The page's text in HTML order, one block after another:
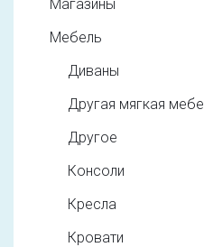
Магазины
Мебель
Диваны
Другая мягкая
Другое
Консоли
Кресла
Кровати